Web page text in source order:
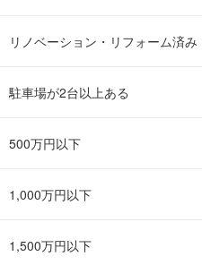
リノベーション・リフォーム済み
駐車場が2台以上ある
500万円以下
1,000万円以下
1,500万円以下